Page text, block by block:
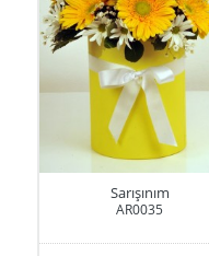
Sarışınım
AR0035